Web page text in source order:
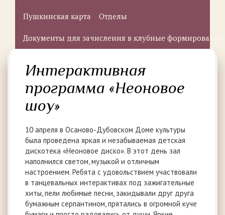
Пушкинская карта Отделы
Документы для зачисления в клубные формирования
Интерактивная
программа «Неоновое
шоу»
10 апреля в Осаново-Дубовском Доме культуры
была проведена яркая и незабываемая детская
дискотека «Неоновое диско». В этот день зал
наполнился светом, музыкой и отличным
настроением. Ребята с удовольствием участвовали
в танцевальных интерактивах под зажигательные
хиты, пели любимые песни, закидывали друг друга
бумажным серпантином, прятались в огромной куче